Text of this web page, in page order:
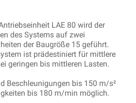
LAE 80 wird der
des Systems auf zwei
der Baugröße 15 geführt.
ist prädestiniert für mittlere
geringen bis mittleren Lasten.
Beschleunigungen bis 150 m/s²
bis 180 m/min möglich.